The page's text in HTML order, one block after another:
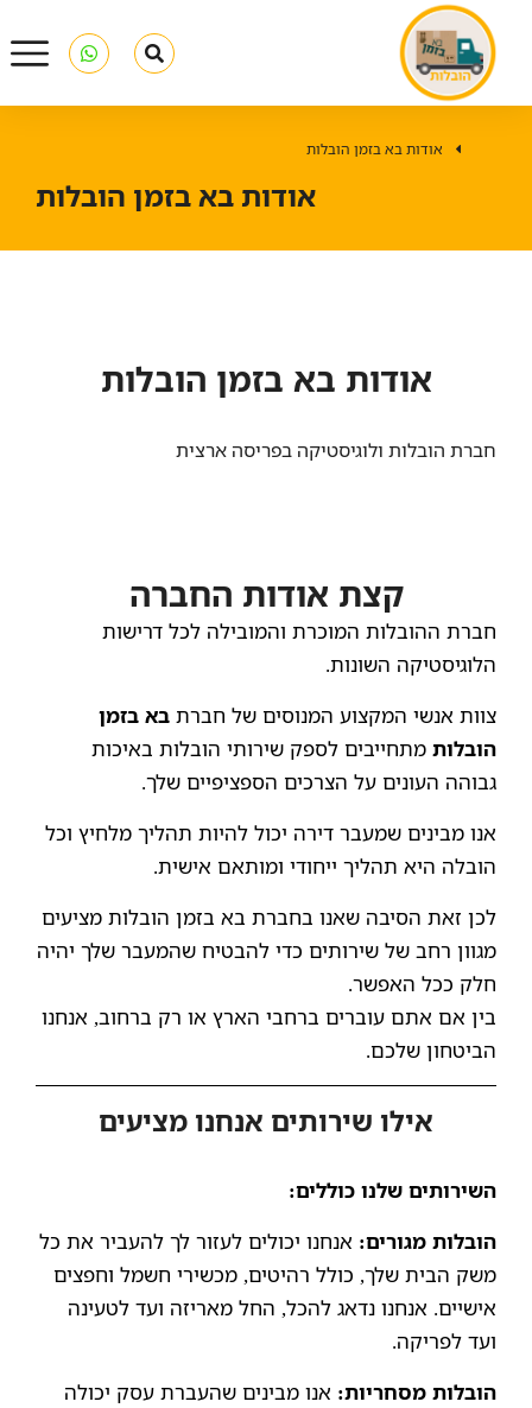
You are here:
אודות בא בזמן הובלות
אודות בא בזמן הובלות
אודות בא בזמן הובלות
חברת הובלות ולוגיסטיקה בפריסה ארצית
קצת אודות החברה
חברת ההובלות המוכרת והמובילה לכל דרישות
הלוגיסטיקה השונות.
צוות אנשי המקצוע המנוסים של חברת בא בזמן
הובלות מתחייבים לספק שירותי הובלות באיכות
גבוהה העונים על הצרכים הספציפיים שלך.
אנו מבינים שמעבר דירה יכול להיות תהליך מלחיץ וכל
הובלה היא תהליך ייחודי ומותאם אישית.
לכן זאת הסיבה שאנו בחברת בא בזמן הובלות מציעים
מגוון רחב של שירותים כדי להבטיח שהמעבר שלך יהיה
חלק ככל האפשר.
בין אם אתם עוברים ברחבי הארץ או רק ברחוב, אנחנו
הביטחון שלכם.
אילו שירותים אנחנו מציעים
השירותים שלנו כוללים:
הובלות מגורים: אנחנו יכולים לעזור לך להעביר את כל
משק הבית שלך, כולל רהיטים, מכשירי חשמל וחפצים
אישיים. אנחנו נדאג להכל, החל מאריזה ועד לטעינה
ועד לפריקה.
הובלות מסחריות: אנו מבינים שהעברת עסק יכולה